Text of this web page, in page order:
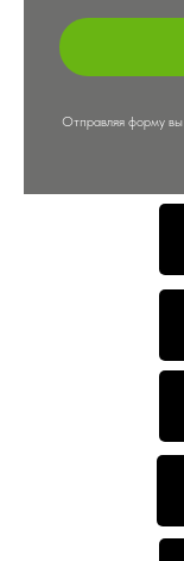
Отправляя форму